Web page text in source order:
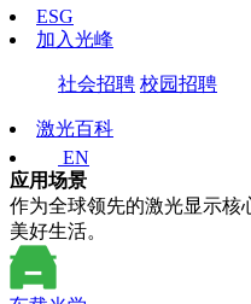
ESG
加入光峰
社会招聘 校园招聘
激光百科
EN
应用场景
作为全球领先的激光显示核
美好生活。